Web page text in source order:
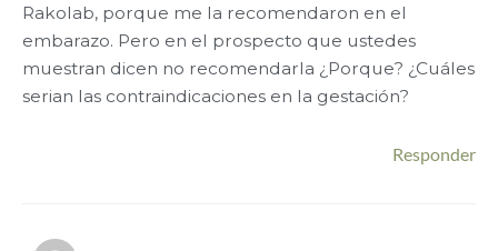
Rakolab, porque me la recomendaron en el
embarazo. Pero en el prospecto que ustedes
muestran dicen no recomendarla ¿Porque? ¿Cuáles
serian las contraindicaciones en la gestación?
Responder